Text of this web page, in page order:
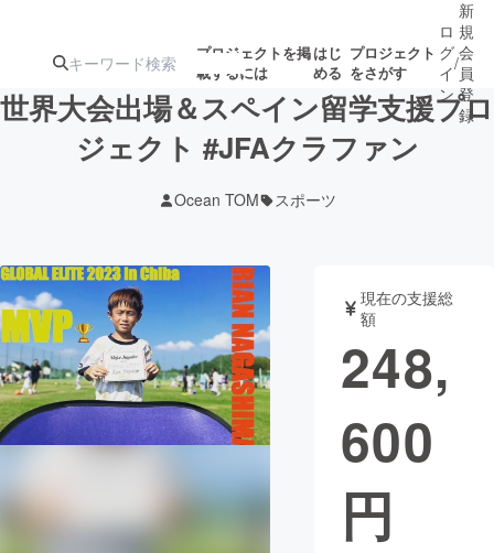
プロジェクトを掲
載するには
はじ
める
プロジェクト
をさがす
ジェクト
ロジェクト
アート・写真 音楽
テクノロジー・ガジェット ゲーム・サ
映像・映画
まちづくり・地域活性化
ロ
グ
イ
ン
/
新
規
会
員
登
録
世界大会出場＆スペイン留学支援プロ
ジェクト #JFAクラファン
Ocean TOM スポーツ
現在の支援総
額
248,
600
円